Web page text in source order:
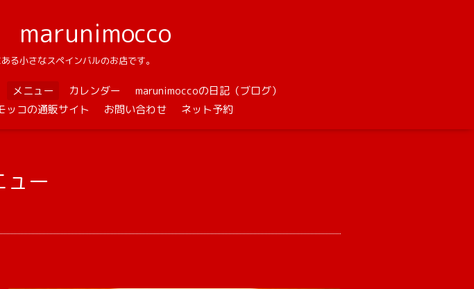
marunimocco
る小さなスペインバルのお店です。
メニュー カレンダー
marunimoccoの日記（ブログ）
ッコの通販サイト お問い合わせ ネット予約
ュー